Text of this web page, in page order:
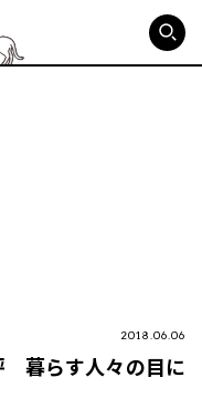
2018.06.06
暮らす人々の目に